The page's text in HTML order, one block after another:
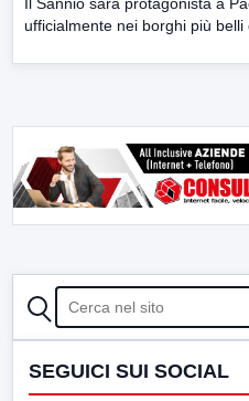
ufficialmente nei borghi più belli
CERCA
SEGUICI SUI SOCIAL